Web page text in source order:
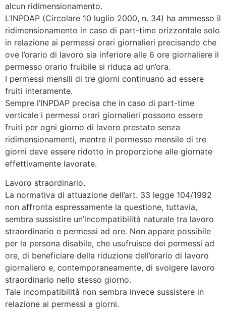
alcun ridimensionamento.
L’INPDAP (Circolare 10 luglio 2000, n. 34) ha ammesso il
ridimensionamento in caso di part-time orizzontale solo
in relazione ai permessi orari giornalieri precisando che
ove l’orario di lavoro sia inferiore alle 6 ore giornaliere il
permesso orario fruibile si riduca ad un’ora.
I permessi mensili di tre giorni continuano ad essere
fruiti interamente.
Sempre l’INPDAP precisa che in caso di part-time
verticale i permessi orari giornalieri possono essere
fruiti per ogni giorno di lavoro prestato senza
ridimensionamenti, mentre il permesso mensile di tre
giorni deve essere ridotto in proporzione alle giornate
effettivamente lavorate.
Lavoro straordinario.
La normativa di attuazione dell’art. 33 legge 104/1992
non affronta espressamente la questione, tuttavia,
sembra sussistire un’incompatibilità naturale tra lavoro
straordinario e permessi ad ore. Non appare possibile
per la persona disabile, che usufruisce dei permessi ad
ore, di beneficiare della riduzione dell’orario di lavoro
giornaliero e, contemporaneamente, di svolgere lavoro
straordinario nello stesso giorno.
Tale incompatibilità non sembra invece sussistere in
relazione ai permessi a giorni.